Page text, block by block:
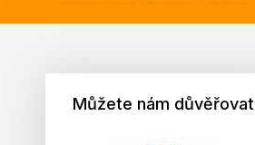
Můžete nám důvěřovat